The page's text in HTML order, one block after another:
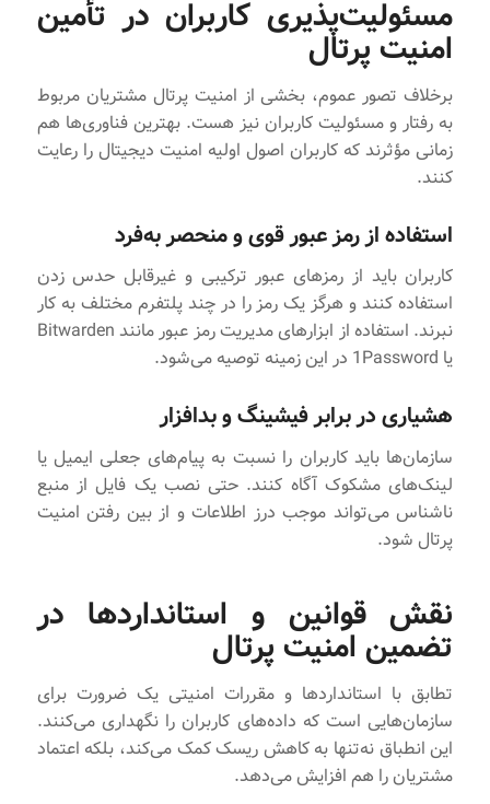
مسئولیت‌پذیری کاربران در تأمین
امنیت پرتال
برخلاف تصور عموم، بخشی از امنیت پرتال مشتریان مربوط
به رفتار و مسئولیت کاربران نیز هست. بهترین فناوری‌ها هم
زمانی مؤثرند که کاربران اصول اولیه امنیت دیجیتال را رعایت
کنند.
استفاده از رمز عبور قوی و منحصر به‌فرد
کاربران باید از رمزهای عبور ترکیبی و غیرقابل حدس زدن
استفاده کنند و هرگز یک رمز را در چند پلتفرم مختلف به کار
نبرند. استفاده از ابزارهای مدیریت رمز عبور مانند Bitwarden
یا 1Password در این زمینه توصیه می‌شود.
هشیاری در برابر فیشینگ و بدافزار
سازمان‌ها باید کاربران را نسبت به پیام‌های جعلی ایمیل یا
لینک‌های مشکوک آگاه کنند. حتی نصب یک فایل از منبع
ناشناس می‌تواند موجب درز اطلاعات و از بین رفتن امنیت
پرتال شود.
نقش قوانین و استانداردها در
تضمین امنیت پرتال
تطابق با استانداردها و مقررات امنیتی یک ضرورت برای
سازمان‌هایی است که داده‌های کاربران را نگهداری می‌کنند.
این انطباق نه‌تنها به کاهش ریسک کمک می‌کند، بلکه اعتماد
مشتریان را هم افزایش می‌دهد.